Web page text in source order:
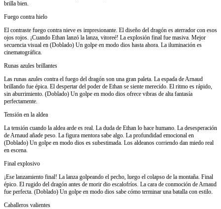
brilla bien.
Fuego contra hielo
El contraste fuego contra nieve es impresionante. El diseño del dragón es aterrador con esos
ojos rojos. ¡Cuando Ethan lanzó la lanza, vitoreé! La explosión final fue masiva. Mejor
secuencia visual en (Doblado) Un golpe en modo dios hasta ahora. La iluminación es
cinematográfica.
Runas azules brillantes
Las runas azules contra el fuego del dragón son una gran paleta. La espada de Arnaud
brillando fue épica. El despertar del poder de Ethan se siente merecido. El ritmo es rápido,
sin aburrimiento. (Doblado) Un golpe en modo dios ofrece vibras de alta fantasía
perfectamente.
Tensión en la aldea
La tensión cuando la aldea arde es real. La duda de Ethan lo hace humano. La desesperación
de Arnaud añade peso. La figura mentora sabe algo. La profundidad emocional en
(Doblado) Un golpe en modo dios es subestimada. Los aldeanos corriendo dan miedo real
en escena.
Final explosivo
¡Ese lanzamiento final! La lanza golpeando el pecho, luego el colapso de la montaña. Final
épico. El rugido del dragón antes de morir dio escalofríos. La cara de conmoción de Arnaud
fue perfecta. (Doblado) Un golpe en modo dios sabe cómo terminar una batalla con estilo.
Caballeros valientes